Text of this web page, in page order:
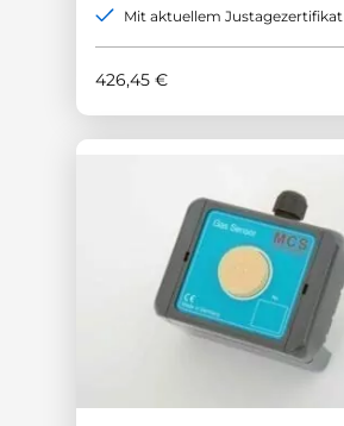
426,45 €
Mit aktuellem Justagezertifikat